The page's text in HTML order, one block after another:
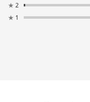
★ 2
★ 1